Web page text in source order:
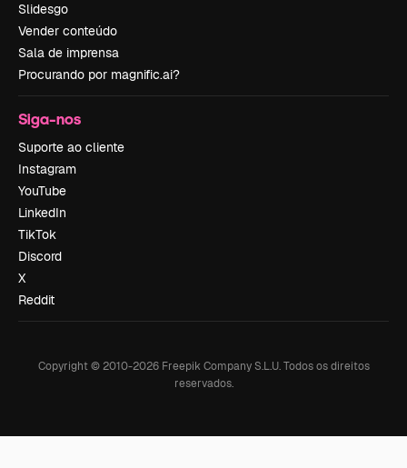
Slidesgo
Vender conteúdo
Sala de imprensa
Procurando por magnific.ai?
Siga-nos
Suporte ao cliente
Instagram
YouTube
LinkedIn
TikTok
Discord
X
Reddit
Copyright © 2010-2026Freepik Company S.L.U. Todos os direitos
reservados.